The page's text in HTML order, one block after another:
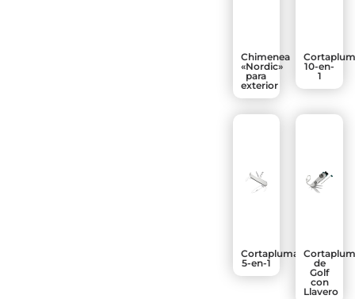
Chimenea
«Nordic»
para
exterior
10-en-
1
Cortaplumas
5-en-1
de
Golf
con
Llavero